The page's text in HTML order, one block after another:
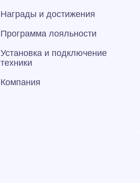
Награды и достижения
Программа лояльности
Установка и подключение
техники
Компания